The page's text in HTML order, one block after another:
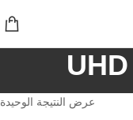
عرض النتيجة الوحيدة